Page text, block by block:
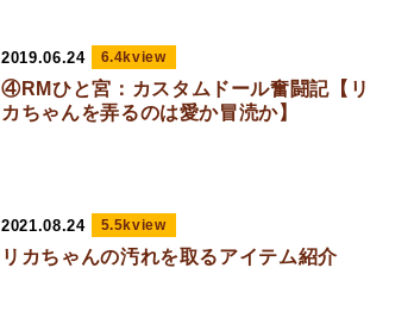
2019.06.24 6.4kview
④RMひと宮：カスタムドール奮闘記【リ
カちゃんを弄るのは愛か冒涜か】
2021.08.24 5.5kview
リカちゃんの汚れを取るアイテム紹介